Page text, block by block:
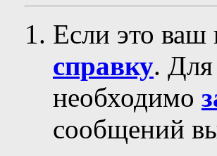
Если это ваш
справку.
необходимо
сообщений